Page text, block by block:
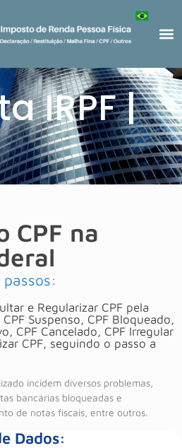
IRPF |
CPF na
e Regularizar CPF pela
Suspenso, CPF Bloqueado,
CPF Cancelado, CPF Irregular
CPF, seguindo o passo a
incidem diversos problemas,
bancárias bloqueadas e
de notas fiscais, entre outros.
Dados: